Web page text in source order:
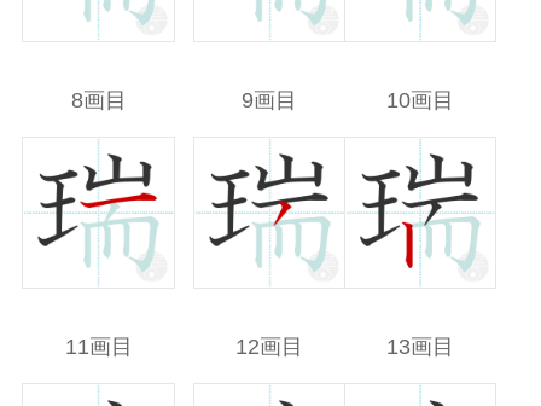
8画目 9画目 10画目
11画目 12画目 13画目